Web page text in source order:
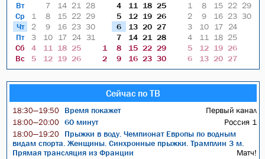
Вт
Ср
Чт
Пт
Сб
Вс
7
14 21
28
1
8 15 22 29
2
9 16 23 30
3
10 17 24 31
4
11 18 25
5
12 19 26
4
11 18 25
5
12 19 26
6
13 20 27
7
14 21
28
1
8 15 22 29
2
9 16 23 30
1
8 15 22 29
2
9 16 23 30
3
10 17
24
4
11 18 25
5
12 19 26
6
13 20 27
Сейчас по ТВ
18:30—19:50 Время покажет Первый канал
18:00—20:00 60 минут Россия 1
18:00—19:20
Прыжки в воду. Чемпионат Европы по водным
видам спорта. Женщины. Синхронные прыжки. Трамплин 3 м.
Прямая трансляция из Франции
Матч!